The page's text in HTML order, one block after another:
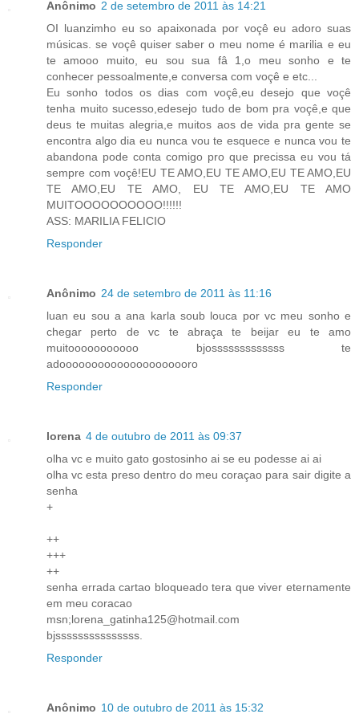
Anônimo 2 de setembro de 2011 às 14:21
OI luanzimho eu so apaixonada por voçê eu adoro suas
músicas. se voçê quiser saber o meu nome é marilia e eu
te amooo muito, eu sou sua fâ 1,o meu sonho e te
conhecer pessoalmente,e conversa com voçê e etc...
Eu sonho todos os dias com voçê,eu desejo que voçê
tenha muito sucesso,edesejo tudo de bom pra voçê,e que
deus te muitas alegria,e muitos aos de vida pra gente se
encontra algo dia eu nunca vou te esquece e nunca vou te
abandona pode conta comigo pro que precissa eu vou tá
sempre com voçê!EU TE AMO,EU TE AMO,EU TE AMO,EU
TE AMO,EU TE AMO, EU TE AMO,EU TE AMO
MUITOOOOOOOOOO!!!!!!
ASS: MARILIA FELICIO
Responder
Anônimo 24 de setembro de 2011 às 11:16
luan eu sou a ana karla soub louca por vc meu sonho e
chegar perto de vc te abraça te beijar eu te amo
muitooooooooooo bjosssssssssssss te
adooooooooooooooooooooro
Responder
lorena 4 de outubro de 2011 às 09:37
olha vc e muito gato gostosinho ai se eu podesse ai ai
olha vc esta preso dentro do meu coraçao para sair digite a
senha
+
++
+++
++
senha errada cartao bloqueado tera que viver eternamente
em meu coracao
msn;lorena_gatinha125@hotmail.com
bjsssssssssssssss.
Responder
Anônimo 10 de outubro de 2011 às 15:32